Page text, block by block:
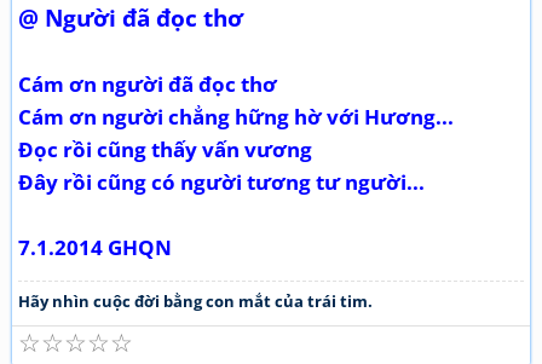
@ Người đã đọc thơ
Cám ơn người đã đọc thơ
Cám ơn người chẳng hững hờ với Hương...
Đọc rồi cũng thấy vấn vương
Đây rồi cũng có người tương tư người...
7.1.2014 GHQN
Hãy nhìn cuộc đời bằng con mắt của trái tim.
☆
☆
☆
☆
☆